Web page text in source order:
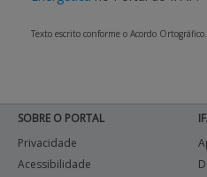
Texto escrito conforme o Acordo Ortográfico.
SOBRE O PORTAL
Privacidade
Acessibilidade